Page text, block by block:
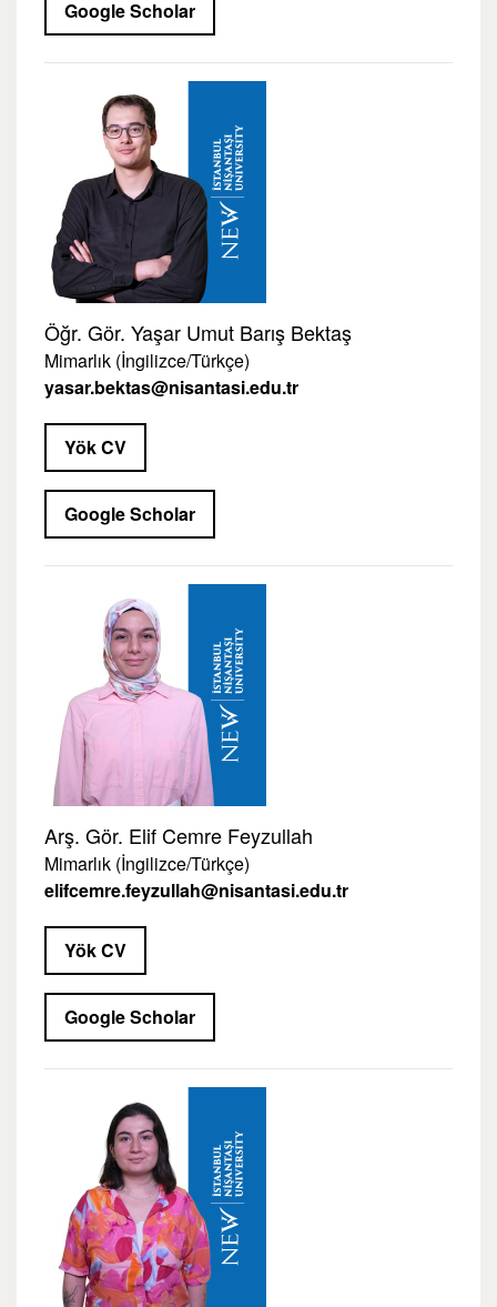
Google Scholar
Öğr. Gör. Yaşar Umut Barış Bektaş
Mimarlık (İngilizce/Türkçe)
yasar.bektas@nisantasi.edu.tr
Yök CV
Google Scholar
Arş. Gör. Elif Cemre Feyzullah
Mimarlık (İngilizce/Türkçe)
elifcemre.feyzullah@nisantasi.edu.tr
Yök CV
Google Scholar